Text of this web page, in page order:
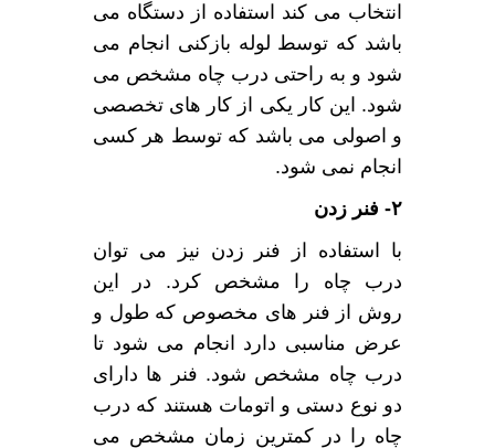
انتخاب می کند استفاده از دستگاه می
باشد که توسط لوله بازکنی انجام می
شود و به راحتی درب چاه مشخص می
شود. این کار یکی از کار های تخصصی
و اصولی می باشد که توسط هر کسی
انجام نمی شود.
۲- فنر زدن
با استفاده از فنر زدن نیز می توان
درب چاه را مشخص کرد. در این
روش از فنر های مخصوص که طول و
عرض مناسبی دارد انجام می شود تا
درب چاه مشخص شود. فنر ها دارای
دو نوع دستی و اتومات هستند که درب
چاه را در کمترین زمان مشخص می